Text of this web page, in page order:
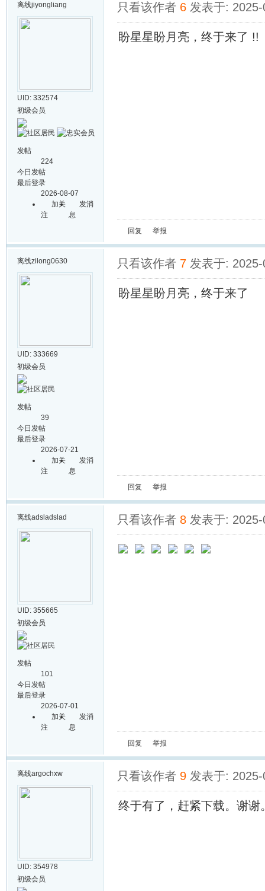
离线jiyongliang
UID: 332574
初级会员
发帖
224
今日发帖
最后登录
2026-08-07
加关
注
发消
息
只看该作者 6 发表于:
盼星星盼月亮，终于来了 !!
回复 举报
离线zilong0630
UID: 333669
初级会员
发帖
39
今日发帖
最后登录
2026-07-21
加关
注
发消
息
只看该作者 7 发表于:
盼星星盼月亮，终于来了
回复 举报
离线adsladslad
UID: 355665
初级会员
发帖
101
今日发帖
最后登录
2026-07-01
加关
注
发消
息
只看该作者 8 发表于:
回复 举报
离线argochxw
UID: 354978
初级会员
只看该作者 9 发表于:
终于有了，赶紧下载。谢谢